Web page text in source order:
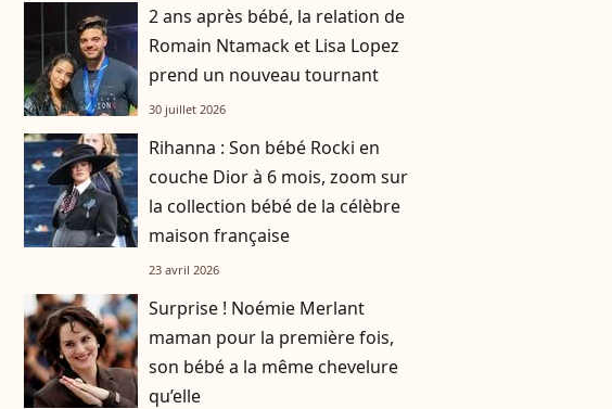
2 ans après bébé, la relation de
Romain Ntamack et Lisa Lopez
prend un nouveau tournant
30 juillet 2026
Rihanna : Son bébé Rocki en
couche Dior à 6 mois, zoom sur
la collection bébé de la célèbre
maison française
23 avril 2026
Surprise ! Noémie Merlant
maman pour la première fois,
son bébé a la même chevelure
qu’elle